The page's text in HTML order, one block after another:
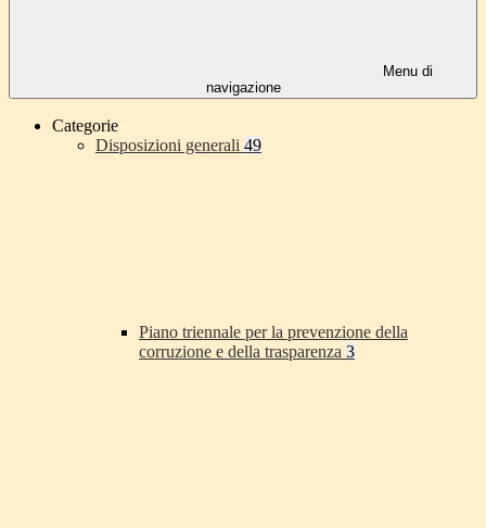
Menu di
navigazione
Categorie
Disposizioni generali 49
Piano triennale per la prevenzione della
corruzione e della trasparenza 3